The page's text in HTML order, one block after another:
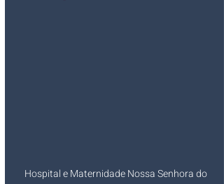
Hospital e Maternidade Nossa Senhora do